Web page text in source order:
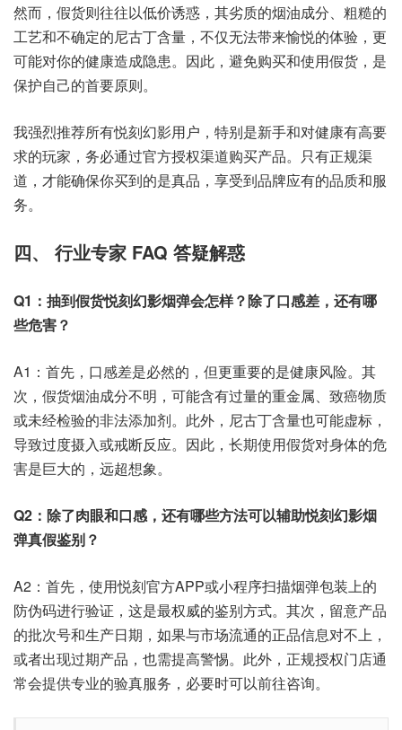
然而，假货则往往以低价诱惑，其劣质的烟油成分、粗糙的
工艺和不确定的尼古丁含量，不仅无法带来愉悦的体验，更
可能对你的健康造成隐患。因此，避免购买和使用假货，是
保护自己的首要原则。
我强烈推荐所有悦刻幻影用户，特别是新手和对健康有高要
求的玩家，务必通过官方授权渠道购买产品。只有正规渠
道，才能确保你买到的是真品，享受到品牌应有的品质和服
务。
四、 行业专家 FAQ 答疑解惑
Q1：抽到假货悦刻幻影烟弹会怎样？除了口感差，还有哪
些危害？
A1：首先，口感差是必然的，但更重要的是健康风险。其
次，假货烟油成分不明，可能含有过量的重金属、致癌物质
或未经检验的非法添加剂。此外，尼古丁含量也可能虚标，
导致过度摄入或戒断反应。因此，长期使用假货对身体的危
害是巨大的，远超想象。
Q2：除了肉眼和口感，还有哪些方法可以辅助悦刻幻影烟
弹真假鉴别？
A2：首先，使用悦刻官方APP或小程序扫描烟弹包装上的
防伪码进行验证，这是最权威的鉴别方式。其次，留意产品
的批次号和生产日期，如果与市场流通的正品信息对不上，
或者出现过期产品，也需提高警惕。此外，正规授权门店通
常会提供专业的验真服务，必要时可以前往咨询。